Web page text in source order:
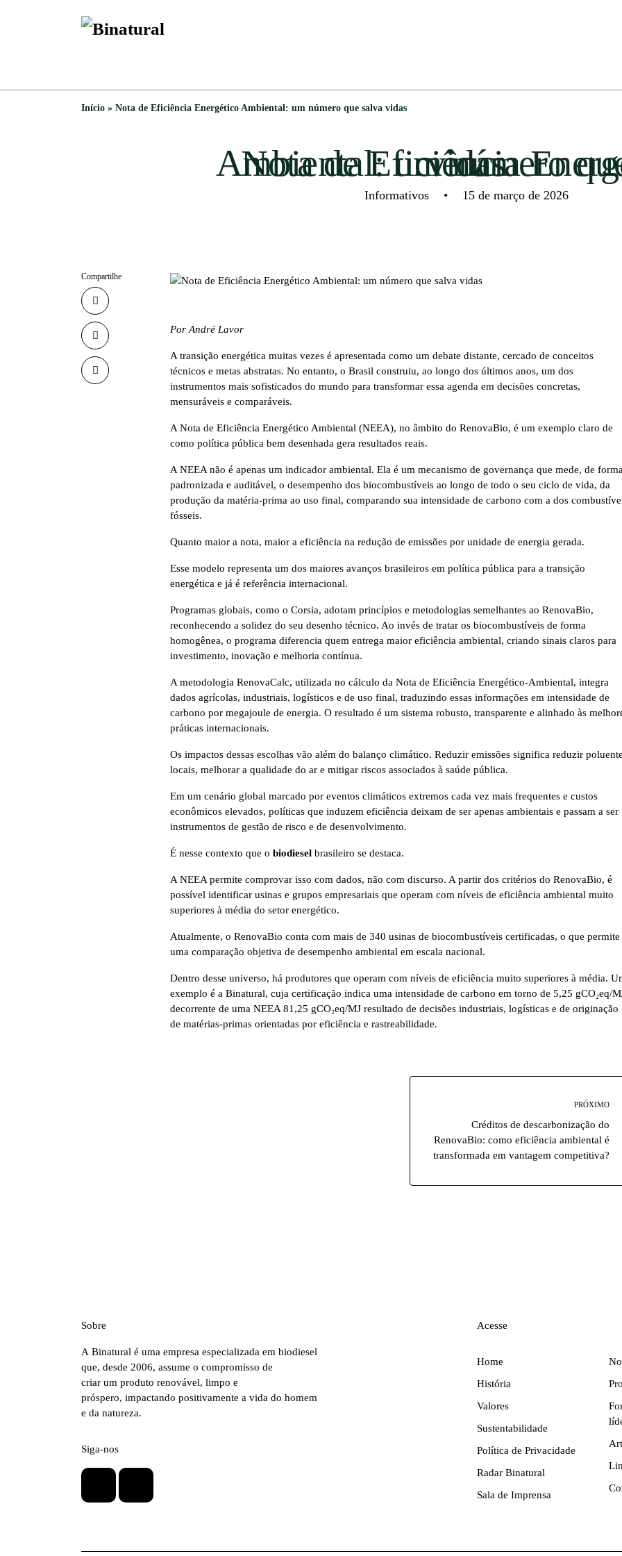
Início » Nota de Eficiência Energético Ambiental: um número que salva vidas
Nota de Eficiência Energético Ambiental: um número que salva vidas
Informativos • 15 de março de 2026
Por André Lavor
A transição energética muitas vezes é apresentada como um debate distante, cercado de conceitos
técnicos e metas abstratas. No entanto, o Brasil construiu, ao longo dos últimos anos, um dos
instrumentos mais sofisticados do mundo para transformar essa agenda em decisões concretas,
mensuráveis e comparáveis.
A Nota de Eficiência Energético Ambiental (NEEA), no âmbito do RenovaBio, é um exemplo claro de
como política pública bem desenhada gera resultados reais.
A NEEA não é apenas um indicador ambiental. Ela é um mecanismo de governança que mede, de
padronizada e auditável, o desempenho dos biocombustíveis ao longo de todo o seu ciclo de vida, da
produção da matéria-prima ao uso final, comparando sua intensidade de carbono com a dos
fósseis.
Quanto maior a nota, maior a eficiência na redução de emissões por unidade de energia gerada.
Esse modelo representa um dos maiores avanços brasileiros em política pública para a transição
energética e já é referência internacional.
Programas globais, como o Corsia, adotam princípios e metodologias semelhantes ao RenovaBio,
reconhecendo a solidez do seu desenho técnico. Ao invés de tratar os biocombustíveis de forma
homogênea, o programa diferencia quem entrega maior eficiência ambiental, criando sinais claros para
investimento, inovação e melhoria contínua.
A metodologia RenovaCalc, utilizada no cálculo da Nota de Eficiência Energético-Ambiental, integra
dados agrícolas, industriais, logísticos e de uso final, traduzindo essas informações em intensidade de
carbono por megajoule de energia. O resultado é um sistema robusto, transparente e alinhado às
práticas internacionais.
Os impactos dessas escolhas vão além do balanço climático. Reduzir emissões significa reduzir
locais, melhorar a qualidade do ar e mitigar riscos associados à saúde pública.
Em um cenário global marcado por eventos climáticos extremos cada vez mais frequentes e custos
econômicos elevados, políticas que induzem eficiência deixam de ser apenas ambientais e passam a ser
instrumentos de gestão de risco e de desenvolvimento.
É nesse contexto que o biodiesel brasileiro se destaca.
A NEEA permite comprovar isso com dados, não com discurso. A partir dos critérios do RenovaBio, é
possível identificar usinas e grupos empresariais que operam com níveis de eficiência ambiental muito
superiores à média do setor energético.
Atualmente, o RenovaBio conta com mais de 340 usinas de biocombustíveis certificadas, o que permite
uma comparação objetiva de desempenho ambiental em escala nacional.
Dentro desse universo, há produtores que operam com níveis de eficiência muito superiores à média.
exemplo é a Binatural, cuja certificação indica uma intensidade de carbono em torno de 5,25 gCO₂eq/
decorrente de uma NEEA 81,25 gCO₂eq/MJ resultado de decisões industriais, logísticas e de originação
de matérias-primas orientadas por eficiência e rastreabilidade.
PRÓXIMO
Créditos de descarbonização do
RenovaBio: como eficiência ambiental é
transformada em vantagem competitiva?
Compartilhe
Sobre
A Binatural é uma empresa especializada em biodiesel
que, desde 2006, assume o compromisso de
criar um produto renovável, limpo e
próspero, impactando positivamente a vida do homem
e da natureza.
Siga-nos
Acesse
Home
História
Valores
Sustentabilidade
Política de Privacidade
Radar Binatural
Sala de Imprensa